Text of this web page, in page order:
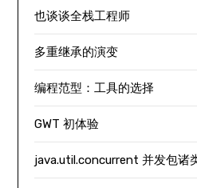
也谈谈全栈工程师
多重继承的演变
编程范型：工具的选择
GWT 初体验
java.util.concurrent 并发包诸